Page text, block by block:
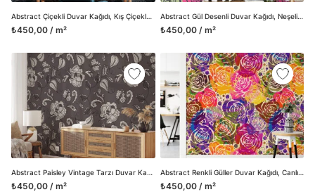
Abstract Çiçekli Duvar Kağıdı, Kış Çiçekleri Line Art 3D Duvar Posteri
₺450,00 / m²
Abstract Gül Desenli Duvar Kağıdı, Neşeli ve Retro Esintili Duvar Posteri
₺450,00 / m²
Abstract Paisley Vintage Tarzı Duvar Kağıdı, Şık Monokrom Çiçek Desenli 3D Duvar Posteri
₺450,00 / m²
Abstract Renkli Güller Duvar Kağıdı, Canlı Gül Kolajı 3D Duvar Posteri
₺450,00 / m²